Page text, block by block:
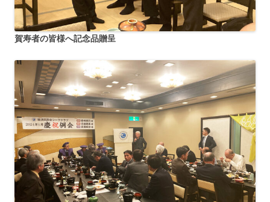
賀寿者の皆様へ記念品贈呈